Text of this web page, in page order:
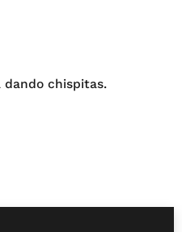
dando chispitas.